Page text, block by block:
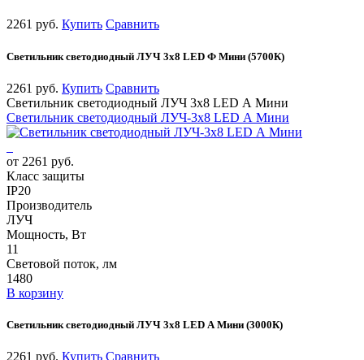
2261 руб. Купить Сравнить
Светильник светодиодный ЛУЧ 3х8 LED Ф Мини (5700К)
2261 руб. Купить Сравнить
Светильник светодиодный ЛУЧ 3х8 LED А Мини
Светильник светодиодный ЛУЧ-3х8 LED А Мини
от 2261 руб.
Класс защиты
IP20
Производитель
ЛУЧ
Мощность, Вт
11
Световой поток, лм
1480
В корзину
Светильник светодиодный ЛУЧ 3х8 LED А Мини (3000К)
2261 руб. Купить Сравнить